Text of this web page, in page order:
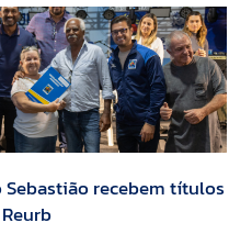
Sebastião recebem títulos